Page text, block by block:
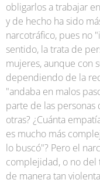
obligarlos a trabajar
y de hecho ha sido
narcotráfico, pues no
sentido, la trata de
mujeres, aunque con
dependiendo de la
"andaba en malos
parte de las personas
otras? ¿Cuánta
es mucho más
lo buscó"? Pero el
complejidad, o no del
de manera tan